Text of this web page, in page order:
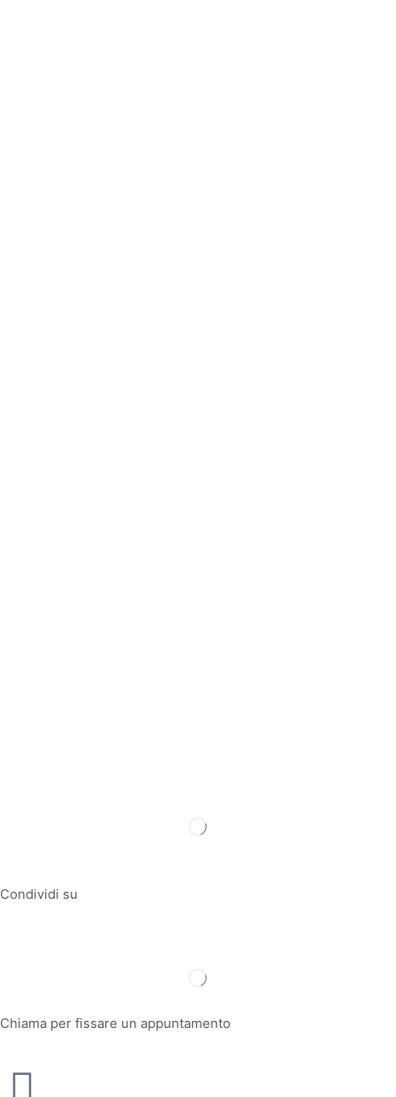
Condividi su
Chiama per fissare un appuntamento